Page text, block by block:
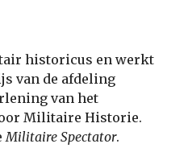
historicus en werkt
van de afdeling
van het
Militaire Historie.
Militaire Spectator.